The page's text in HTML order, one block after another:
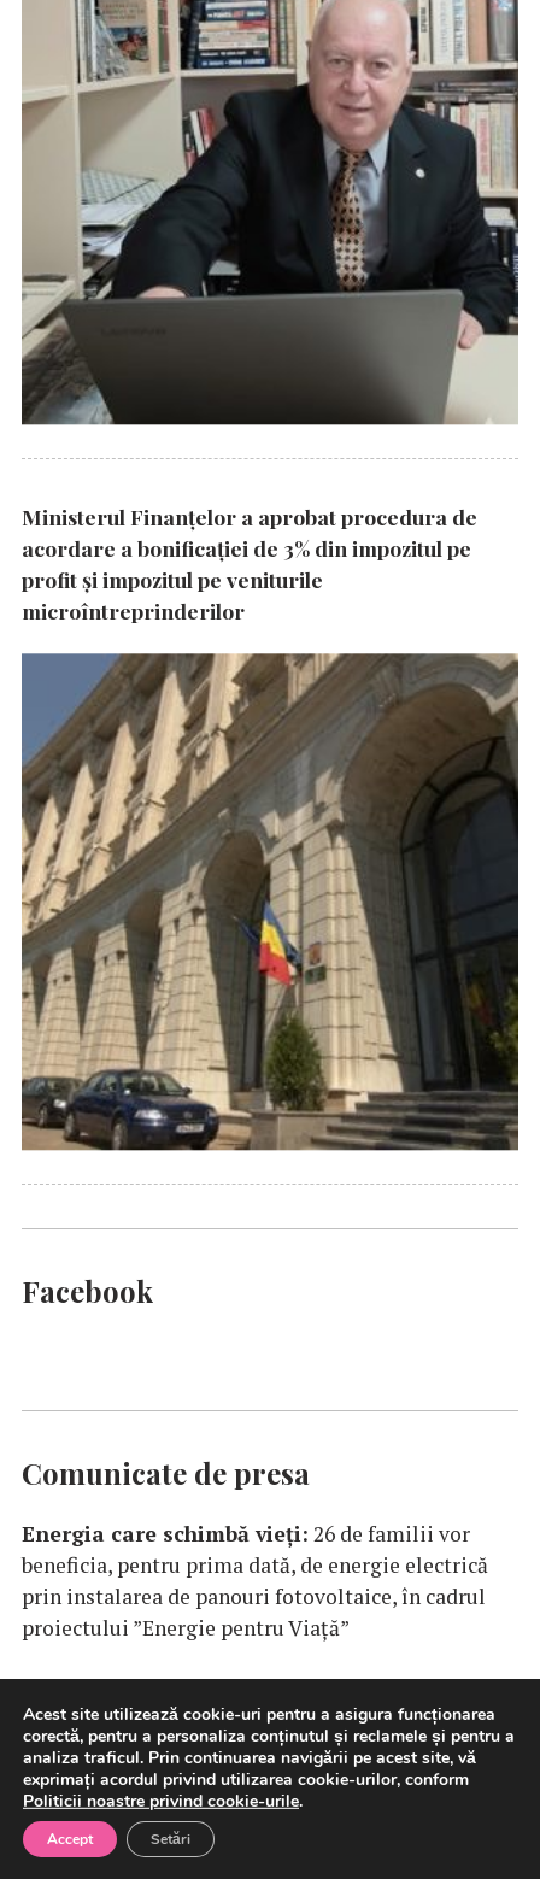
Ministerul Finanțelor a aprobat procedura de
acordare a bonificației de 3% din impozitul pe
profit și impozitul pe veniturile
microîntreprinderilor
Facebook
Comunicate de presa
Energia care schimbă vieți: 26 de familii vor
beneficia, pentru prima dată, de energie electrică
prin instalarea de panouri fotovoltaice, în cadrul
proiectului ”Energie pentru Viață”
Banca Transilvania finanțează cu 71,4 milioane de
euro dezvoltarea parcului fotovoltaic Eco Sun
Niculești
Acest site utilizează cookie-uri pentru a asigura funcționarea
corectă, pentru a personaliza conținutul și reclamele și pentru a
analiza traficul. Prin continuarea navigării pe acest site, vă
exprimați acordul privind utilizarea cookie-urilor, conform
Politicii noastre privind cookie-urile.
Accept Setări